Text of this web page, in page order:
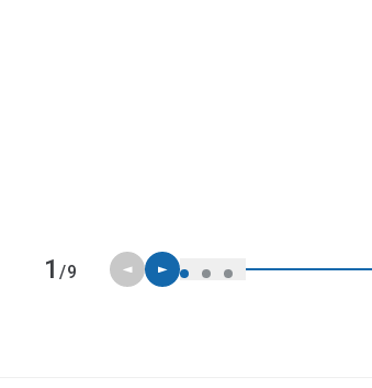
1/9 前のスライド
次のスライド